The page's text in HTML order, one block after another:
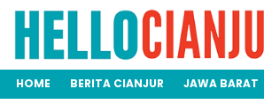
HOME BERITA CIANJUR JAWA BARAT